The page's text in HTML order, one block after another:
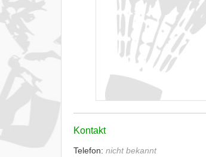
Kontakt
Telefon: nicht bekannt